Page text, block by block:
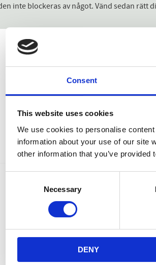
Consent
This website uses cookies
We use cookies to personalise
information about your use of our site
other information that you’ve
Necessary
DENY
inte blockeras av något. Vänd sedan